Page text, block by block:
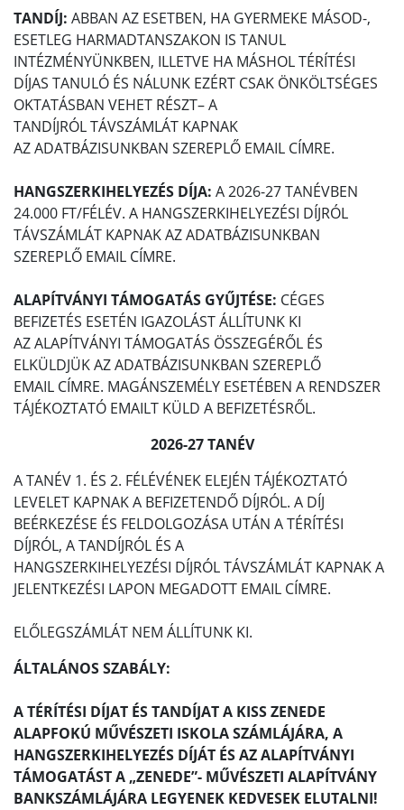
TANDÍJ: ABBAN AZ ESETBEN, HA GYERMEKE MÁSOD-,
ESETLEG HARMADTANSZAKON IS TANUL
INTÉZMÉNYÜNKBEN, ILLETVE HA MÁSHOL TÉRÍTÉSI
DÍJAS TANULÓ ÉS NÁLUNK EZÉRT CSAK ÖNKÖLTSÉGES
OKTATÁSBAN VEHET RÉSZT– A
TANDÍJRÓL TÁVSZÁMLÁT KAPNAK
AZ ADATBÁZISUNKBAN SZEREPLŐ EMAIL CÍMRE.
HANGSZERKIHELYEZÉS DÍJA: A 2026-27 TANÉVBEN
24.000 FT/FÉLÉV. A HANGSZERKIHELYEZÉSI DÍJRÓL
TÁVSZÁMLÁT KAPNAK AZ ADATBÁZISUNKBAN
SZEREPLŐ EMAIL CÍMRE.
ALAPÍTVÁNYI TÁMOGATÁS GYŰJTÉSE: CÉGES
BEFIZETÉS ESETÉN IGAZOLÁST ÁLLÍTUNK KI
AZ ALAPÍTVÁNYI TÁMOGATÁS ÖSSZEGÉRŐL ÉS
ELKÜLDJÜK AZ ADATBÁZISUNKBAN SZEREPLŐ
EMAIL CÍMRE. MAGÁNSZEMÉLY ESETÉBEN A RENDSZER
TÁJÉKOZTATÓ EMAILT KÜLD A BEFIZETÉSRŐL.
2026-27 TANÉV
A TANÉV 1. ÉS 2. FÉLÉVÉNEK ELEJÉN TÁJÉKOZTATÓ
LEVELET KAPNAK A BEFIZETENDŐ DÍJRÓL. A DÍJ
BEÉRKEZÉSE ÉS FELDOLGOZÁSA UTÁN A TÉRÍTÉSI
DÍJRÓL, A TANDÍJRÓL ÉS A
HANGSZERKIHELYEZÉSI DÍJRÓL TÁVSZÁMLÁT KAPNAK A
JELENTKEZÉSI LAPON MEGADOTT EMAIL CÍMRE.
ELŐLEGSZÁMLÁT NEM ÁLLÍTUNK KI.
ÁLTALÁNOS SZABÁLY:
A TÉRÍTÉSI DÍJAT ÉS TANDÍJAT A KISS ZENEDE
ALAPFOKÚ MŰVÉSZETI ISKOLA SZÁMLÁJÁRA, A
HANGSZERKIHELYEZÉS DÍJÁT ÉS AZ ALAPÍTVÁNYI
TÁMOGATÁST A „ZENEDE”- MŰVÉSZETI ALAPÍTVÁNY
BANKSZÁMLÁJÁRA LEGYENEK KEDVESEK ELUTALNI!